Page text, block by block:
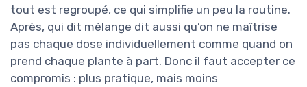
tout est regroupé, ce qui simplifie un peu la routine.
Après, qui dit mélange dit aussi qu’on ne maîtrise
pas chaque dose individuellement comme quand on
prend chaque plante à part. Donc il faut accepter ce
compromis : plus pratique, mais moins